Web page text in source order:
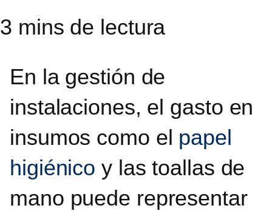
En la gestión de
instalaciones, el gasto en
insumos como el papel
higiénico y las toallas de
mano puede representar